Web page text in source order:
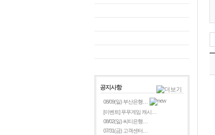
공지사항
08/09(일) 부산은행…
[이벤트] 푸푸게임 캐시…
08/02(일) 씨티은행…
07/31(금) 고객센터…